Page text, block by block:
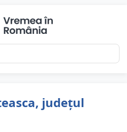
județul